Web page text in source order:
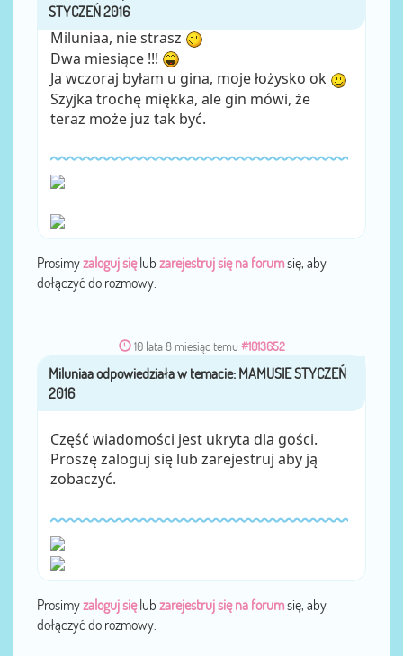
Miluniaa, nie strasz
Dwa miesiące !!!
Ja wczoraj byłam u gina, moje łożysko ok
Szyjka trochę miękka, ale gin mówi, że
teraz może juz tak być.
Prosimyzaloguj sięlub zarejestruj się na forumsię, aby
dołączyć do rozmowy.
10 lata 8 miesiąc temu #1013652
przezMiluniaa
Część wiadomości jest ukryta dla gości.
Proszę zaloguj się lub zarejestruj aby ją
zobaczyć.
Prosimyzaloguj sięlub zarejestruj się na forumsię, aby
dołączyć do rozmowy.